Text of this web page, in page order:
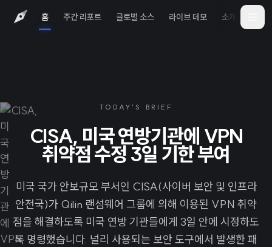
홈 주간 리포트 글로벌 소스 라이브 데모 소개
TODAY'S BRIEF
CISA, 미국 연방기관에 VPN
취약점 수정 3일 기한 부여
미국 국가 안보규모 부서인 CISA(사이버 보안 및 인프라
안전국)가 Qilin 랜섬웨어 그룹에 의해 이용된 VPN 취약
점을 해결하도록 미국 연방 기관들에게 3일 안에 시정하도
록 명령했습니다. 널리 사용되는 보안 도구에서 발생한 패